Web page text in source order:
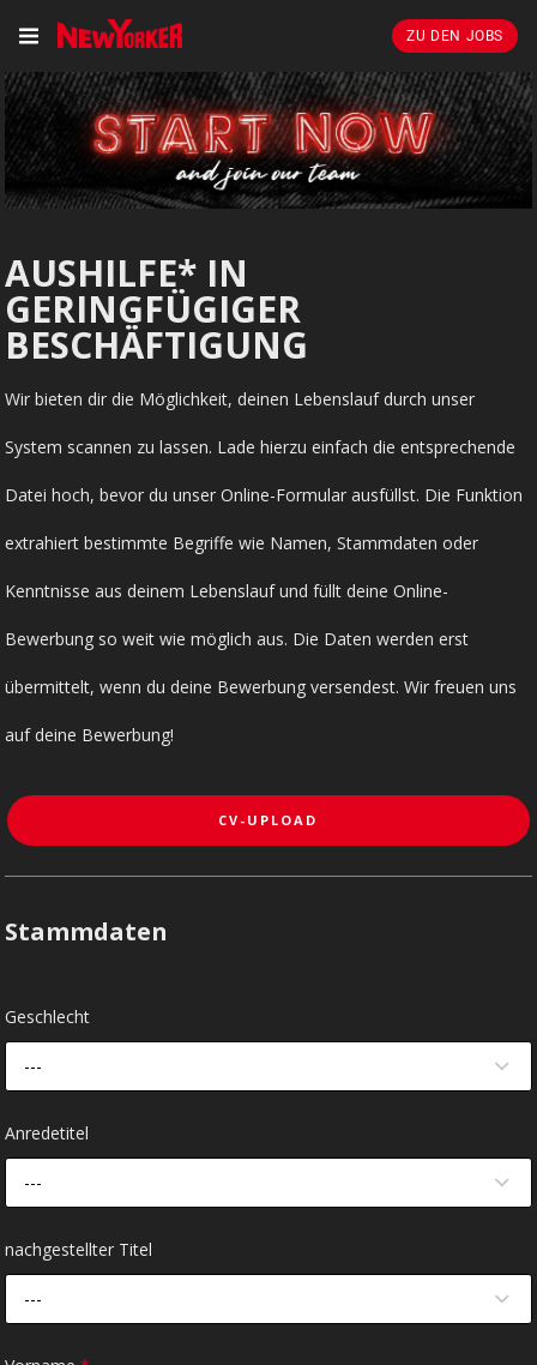
ZU DEN JOBS
AUSHILFE* IN
GERINGFÜGIGER
BESCHÄFTIGUNG
Wir bieten dir die Möglichkeit, deinen Lebenslauf durch unser
System scannen zu lassen. Lade hierzu einfach die entsprechende
Datei hoch, bevor du unser Online-Formular ausfüllst. Die Funktion
extrahiert bestimmte Begriffe wie Namen, Stammdaten oder
Kenntnisse aus deinem Lebenslauf und füllt deine Online-
Bewerbung so weit wie möglich aus. Die Daten werden erst
übermittelt, wenn du deine Bewerbung versendest. Wir freuen uns
auf deine Bewerbung!
CV-UPLOAD
Stammdaten
Geschlecht
---
Anredetitel
---
nachgestellter Titel
---